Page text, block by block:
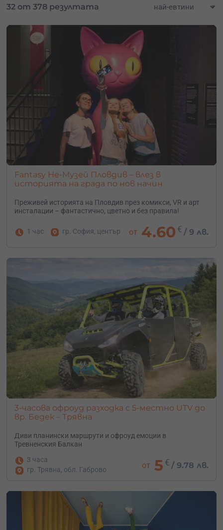
32 от 378 резултата
Fantasy Не-Музей Пловдив – влез в
историята на града по нов начин
Преживей историята на Пловдив през комикси, VR и арт
инсталации – фантастично, цветно и без правила!
1 час гр. София, център от 4.60 € / 9 лв.
3-часова офроуд разходка с 5-местно UTV до
вр. Бедек – Трявна
Диви планински маршрути и офроуд емоции в
Тревненския Балкан
3 часа
гр. Трявна, обл. Габрово
от 5 € /9.78 лв.